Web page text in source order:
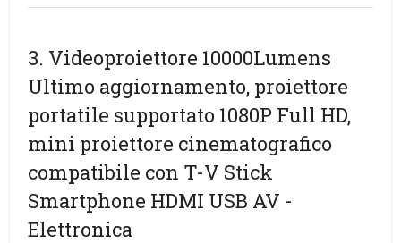
3. Videoproiettore 10000Lumens
Ultimo aggiornamento, proiettore
portatile supportato 1080P Full HD,
mini proiettore cinematografico
compatibile con T-V Stick
Smartphone HDMI USB AV -
Elettronica